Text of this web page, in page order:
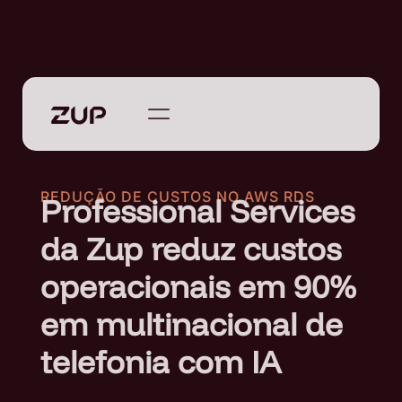
REDUÇÃO DE CUSTOS NO AWS RDS
Professional Services
da Zup reduz custos
operacionais em 90%
em multinacional de
telefonia com IA